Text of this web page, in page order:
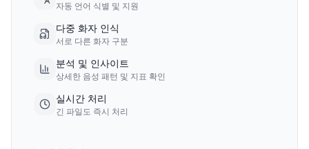
자동 언어 식별 및 지원
다중 화자 인식
서로 다른 화자 구분
분석 및 인사이트
상세한 음성 패턴 및 지표 확인
실시간 처리
긴 파일도 즉시 처리